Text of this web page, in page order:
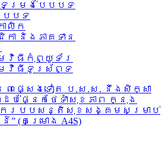
ម្រង់បែបបទ
បបទ
ាលិក
ា និងភាគទាន
វិធីកុំព្យូទ័រ
វិធីទូរស័ព្ទ
៣ផ្សេងទៀត ប.ស.ស. នឹងសិក្សា
ផ្នែកថែទាំសុខភាព ក្នុង
រីករបបសន្តិសុខសង្គមសម្រាប់
(គម្រោង A4S)